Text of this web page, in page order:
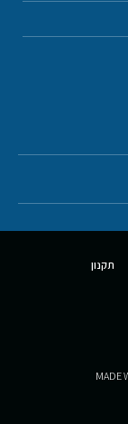
תקנון